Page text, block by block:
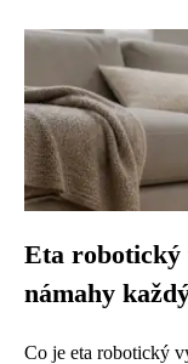
Eta robotický
námahy
Co je eta robotický